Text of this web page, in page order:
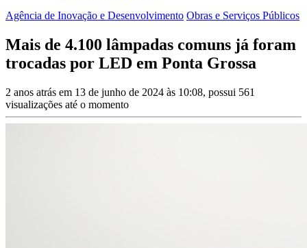
Agência de Inovação e Desenvolvimento Obras e Serviços Públicos
Mais de 4.100 lâmpadas comuns já foram
trocadas por LED em Ponta Grossa
2 anos atrás em 13 de junho de 2024 às 10:08, possui 561
visualizações até o momento